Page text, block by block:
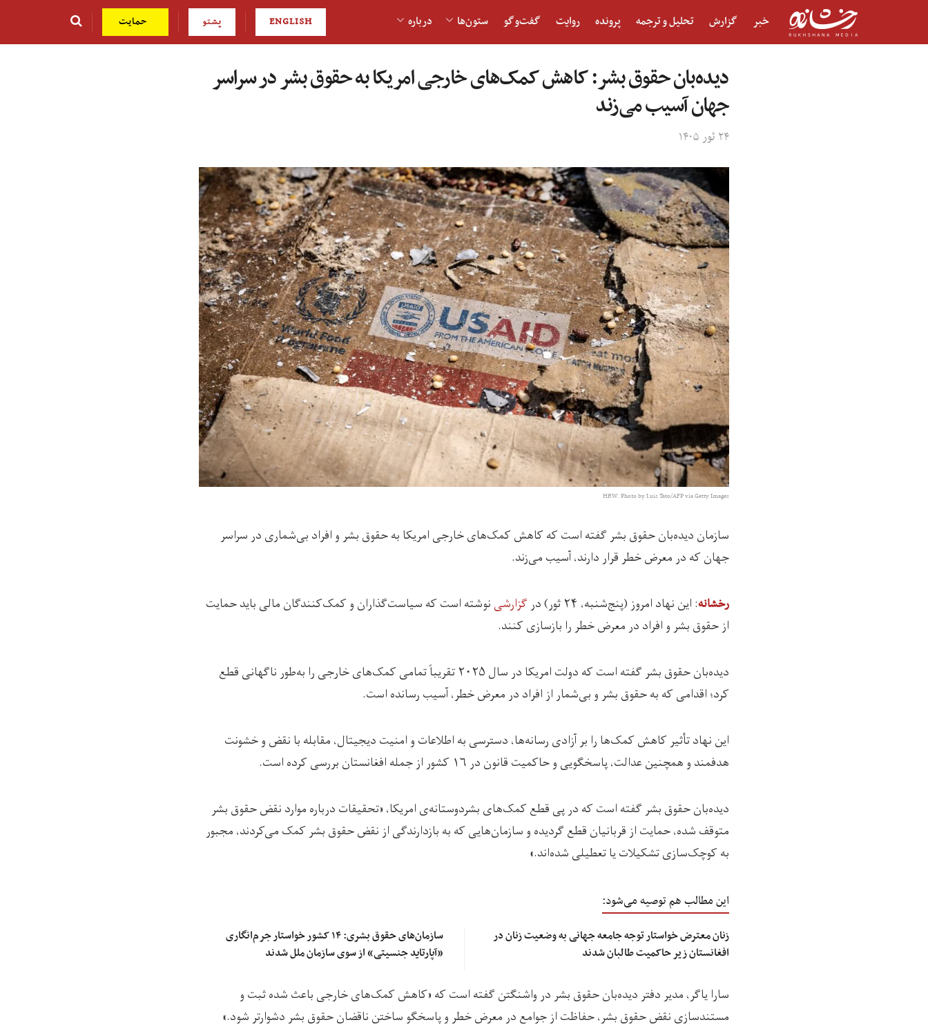
خبر گزارش تحلیل و ترجمه پرونده روایت گفت‌و‎گو ستون‌ها درباره ENGLISH پشتو حمایت
دیده‌بان حقوق بشر: کاهش کمک‌های خارجی امریکا به حقوق بشر در سراسر
جهان آسیب می‌زند
۲۴ ثور ۱۴۰۵
HRW. Photo by Luis Tato/AFP via Getty Images
سازمان دیده‌بان حقوق بشر گفته است که کاهش کمک‌های خارجی امریکا به حقوق بشر و افراد بی‌شماری در سراسر
جهان که در معرض خطر قرار دارند، آسیب می‌زند.
رخشانه: اين نهاد امروز (پنج‌شنبه، ۲۴ ثور) در گزارشینوشته است که سیاست‌گذاران و کمک‌کنندگان مالی باید حمایت
از حقوق بشر و افراد در معرض خطر را بازسازی کنند.
دیده‌بان حقوق بشر گفته است که دولت امریکا در سال ۲۰۲۵ تقریباً تمامی کمک‌های خارجی را به‌طور ناگهانی قطع
کرد؛ اقدامی که به حقوق بشر و بی‌شمار از افراد در معرض خطر، آسیب رسانده است.
این نهاد تأثیر کاهش کمک‌ها را بر آزادی رسانه‌ها، دسترسی به اطلاعات و امنیت دیجیتال، مقابله با نقض و خشونت
هدفمند و همچنین عدالت، پاسخگویی و حاکمیت قانون در ۱۶ کشور از جمله افغانستان بررسی کرده است.
دیده‌بان حقوق بشر گفته است که در پی قطع کمک‌های بشردوستانه‌ی امریکا، «تحقیقات درباره موارد نقض حقوق بشر
متوقف شده، حمایت از قربانیان قطع گردیده و سازمان‌هایی که به بازدارندگی از نقض حقوق بشر کمک می‌کردند، مجبور
به کوچک‌سازی تشکیلات یا تعطیلی شده‌اند.»
این مطالب هم توصیه می‌شود:
زنان معترض خواستار توجه جامعه جهانی به وضعیت زنان در
افغانستان زیر حاکمیت طالبان شدند
سازمان‌های حقوق بشری: ۱۴ کشور خواستار جرم‌انگاری
«آپارتاید جنسیتی» از سوی سازمان ملل شدند
سارا یاگر، مدیر دفتر دیده‌بان حقوق بشر در واشنگتن گفته است که «کاهش کمک‌های خارجی باعث شده ثبت و
مستندسازی نقض حقوق بشر، حفاظت از جوامع در معرض خطر و پاسخگو ساختن ناقضان حقوق بشر دشوارتر شود.»